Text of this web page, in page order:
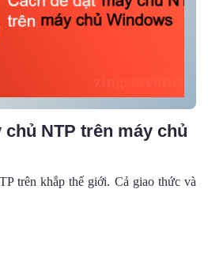
chủ NTP trên máy chủ
trên khắp thế giới. Cả giao thức và